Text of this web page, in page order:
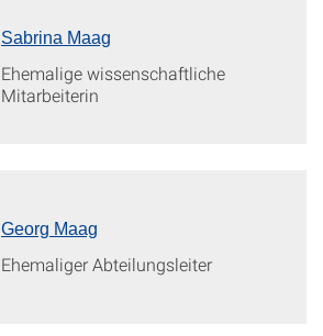
Sabrina Maag
Ehemalige wissenschaftliche
Mitarbeiterin
Georg Maag
Ehemaliger Abteilungsleiter